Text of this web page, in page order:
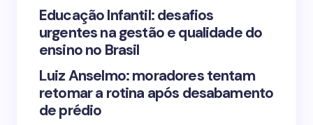
Submit Comment
Educação Infantil: desafios
urgentes na gestão e qualidade do
ensino no Brasil
Luiz Anselmo: moradores tentam
retomar a rotina após desabamento
de prédio